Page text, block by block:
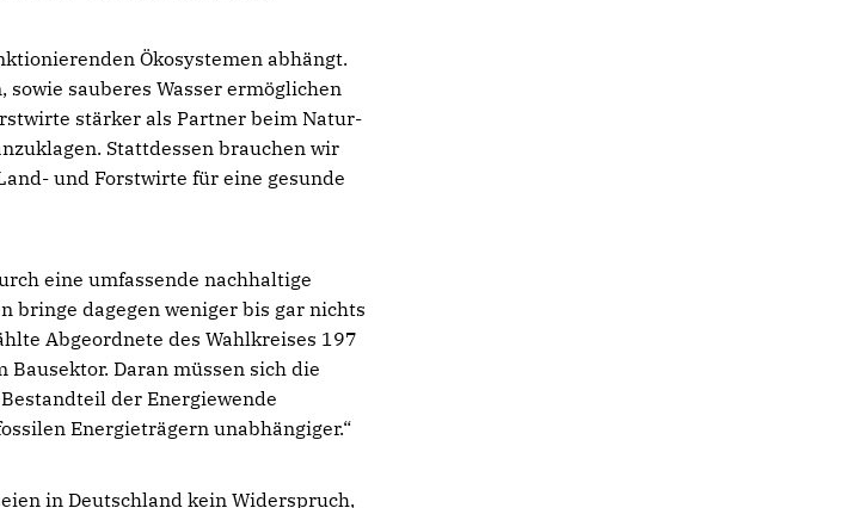
Ökosystemen abhängt.
sauberes Wasser ermöglichen
stärker als Partner beim Natur-
Stattdessen brauchen wir
und Forstwirte für eine gesunde
eine umfassende nachhaltige
bringe dagegen weniger bis gar nichts
Abgeordnete des Wahlkreises 197
Daran müssen sich die
der Energiewende
Energieträgern unabhängiger.“
in Deutschland kein Widerspruch,